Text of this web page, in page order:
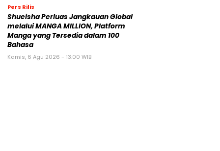
Pers Rilis
Shueisha Perluas Jangkauan Global
melalui MANGA MILLION, Platform
Manga yang Tersedia dalam 100
Bahasa
Kamis, 6 Agu 2026 - 13:00 WIB